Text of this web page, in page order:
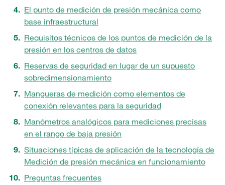
El punto de medición de presión mecánica como
base infraestructural
Requisitos técnicos de los puntos de medición de la
presión en los centros de datos
Reservas de seguridad en lugar de un supuesto
sobredimensionamiento
Mangueras de medición como elementos de
conexión relevantes para la seguridad
Manómetros analógicos para mediciones precisas
en el rango de baja presión
Situaciones típicas de aplicación de la tecnología de
Medición de presión mecánica en funcionamiento
Preguntas frecuentes